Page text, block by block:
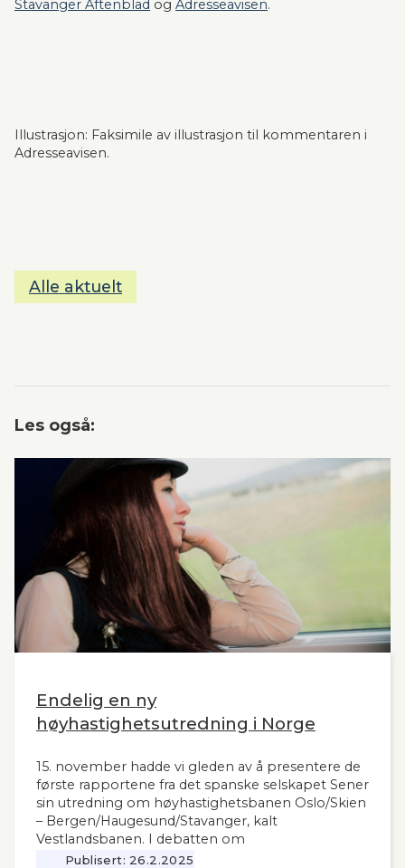
Stavanger Aftenblad og Adresseavisen.
Illustrasjon: Faksimile av illustrasjon til kommentaren i
Adresseavisen.
Alle aktuelt
Les også:
Endelig en ny
høyhastighetsutredning i Norge
15. november hadde vi gleden av å presentere de
første rapportene fra det spanske selskapet Sener
sin utredning om høyhastighetsbanen Oslo/Skien
– Bergen/Haugesund/Stavanger, kalt
Vestlandsbanen. I debatten om
høyhastighetsbaner i Norge har man savnet et
Publisert: 26.2.2025